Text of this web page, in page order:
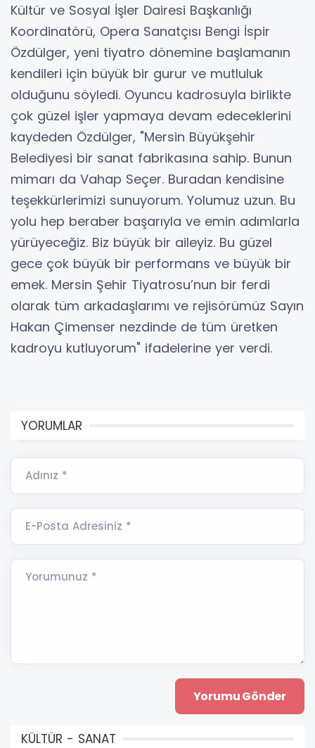
Kültür ve Sosyal İşler Dairesi Başkanlığı
Koordinatörü, Opera Sanatçısı Bengi İspir
Özdülger, yeni tiyatro dönemine başlamanın
kendileri için büyük bir gurur ve mutluluk
olduğunu söyledi. Oyuncu kadrosuyla birlikte
çok güzel işler yapmaya devam edeceklerini
kaydeden Özdülger, "Mersin Büyükşehir
Belediyesi bir sanat fabrikasına sahip. Bunun
mimarı da Vahap Seçer. Buradan kendisine
teşekkürlerimizi sunuyorum. Yolumuz uzun. Bu
yolu hep beraber başarıyla ve emin adımlarla
yürüyeceğiz. Biz büyük bir aileyiz. Bu güzel
gece çok büyük bir performans ve büyük bir
emek. Mersin Şehir Tiyatrosu’nun bir ferdi
olarak tüm arkadaşlarımı ve rejisörümüz Sayın
Hakan Çimenser nezdinde de tüm üretken
kadroyu kutluyorum" ifadelerine yer verdi.
YORUMLAR
Adınız *
E-Posta Adresiniz *
Yorumunuz *
KÜLTÜR - SANAT